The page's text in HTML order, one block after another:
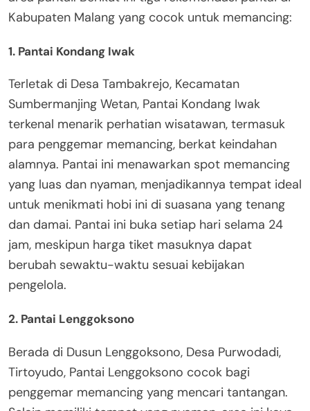
Kabupaten Malang yang cocok untuk memancing:
1. Pantai Kondang Iwak
Terletak di Desa Tambakrejo, Kecamatan
Sumbermanjing Wetan, Pantai Kondang Iwak
terkenal menarik perhatian wisatawan, termasuk
para penggemar memancing, berkat keindahan
alamnya. Pantai ini menawarkan spot memancing
yang luas dan nyaman, menjadikannya tempat ideal
untuk menikmati hobi ini di suasana yang tenang
dan damai. Pantai ini buka setiap hari selama 24
jam, meskipun harga tiket masuknya dapat
berubah sewaktu-waktu sesuai kebijakan
pengelola.
2. Pantai Lenggoksono
Berada di Dusun Lenggoksono, Desa Purwodadi,
Tirtoyudo, Pantai Lenggoksono cocok bagi
penggemar memancing yang mencari tantangan.